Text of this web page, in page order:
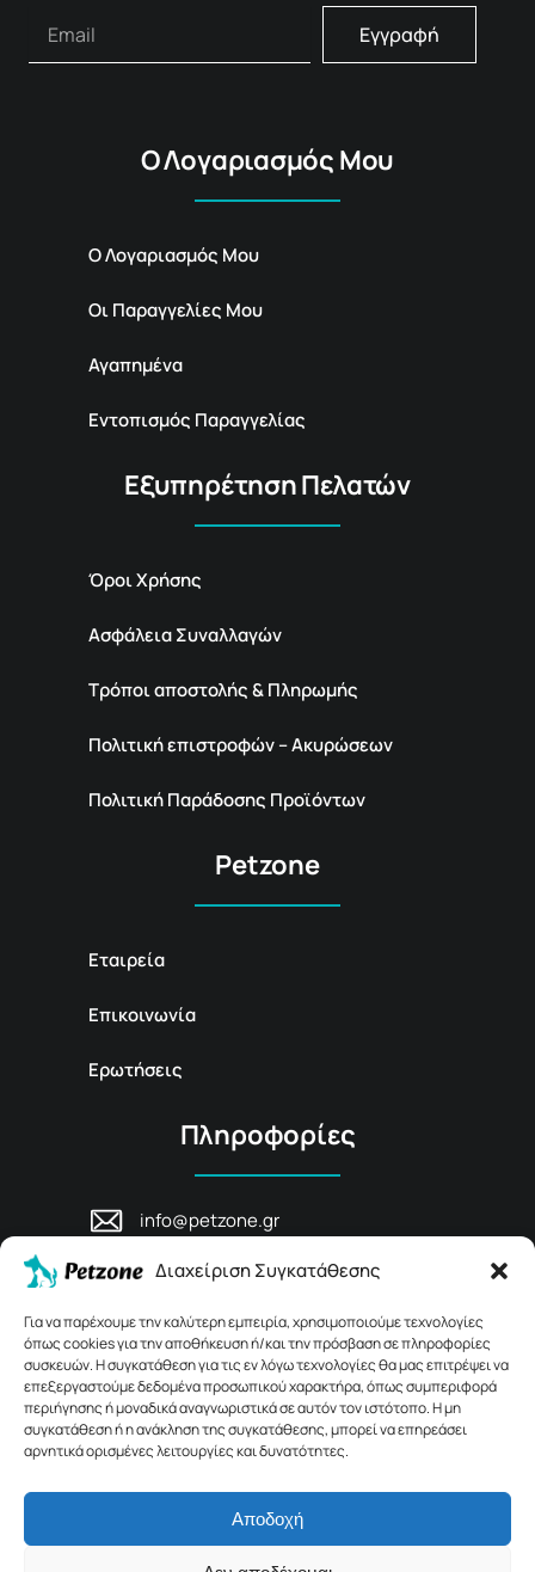
Διαχείριση Συγκατάθεσης
Για να παρέχουμε την καλύτερη εμπειρία, χρησιμοποιούμε τεχνολογίες
όπως cookies για την αποθήκευση ή/και την πρόσβαση σε πληροφορίες
συσκευών. Η συγκατάθεση για τις εν λόγω τεχνολογίες θα μας επιτρέψει να
επεξεργαστούμε δεδομένα προσωπικού χαρακτήρα, όπως συμπεριφορά
περιήγησης ή μοναδικά αναγνωριστικά σε αυτόν τον ιστότοπο. Η μη
συγκατάθεση ή η ανάκληση της συγκατάθεσης, μπορεί να επηρεάσει
αρνητικά ορισμένες λειτουργίες και δυνατότητες.
Αποδοχή
Εγγραφή
Ο Λογαριασμός Μου
Ο Λογαριασμός Μου
Οι Παραγγελίες Μου
Αγαπημένα
Εντοπισμός Παραγγελίας
Εξυπηρέτηση Πελατών
Όροι Χρήσης
Ασφάλεια Συναλλαγών
Τρόποι αποστολής & Πληρωμής
Πολιτική επιστροφών – Ακυρώσεων
Πολιτική Παράδοσης Προϊόντων
Petzone
Εταιρεία
Επικοινωνία
Ερωτήσεις
Πληροφορίες
info@petzone.gr
Ρέθυμνο, Κρήτη
© 2026 Petzone.gr – All Rights Reserved.